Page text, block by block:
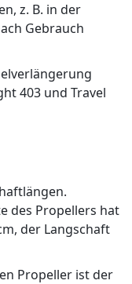
z. B. in der
Gebrauch
403 und Travel
des Propellers hat
der Langschaft
Propeller ist der